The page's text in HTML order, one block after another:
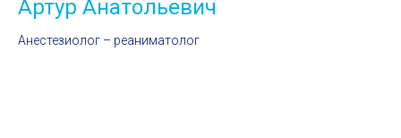
Артур Анатольевич
Анестезиолог – реаниматолог